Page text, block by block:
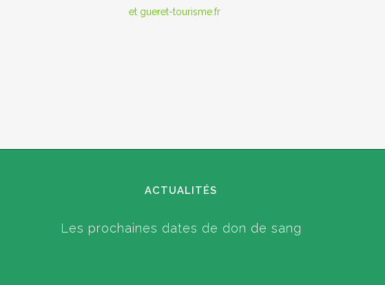
et gueret-tourisme.fr
ACTUALITÉS
Les prochaines dates de don de sang